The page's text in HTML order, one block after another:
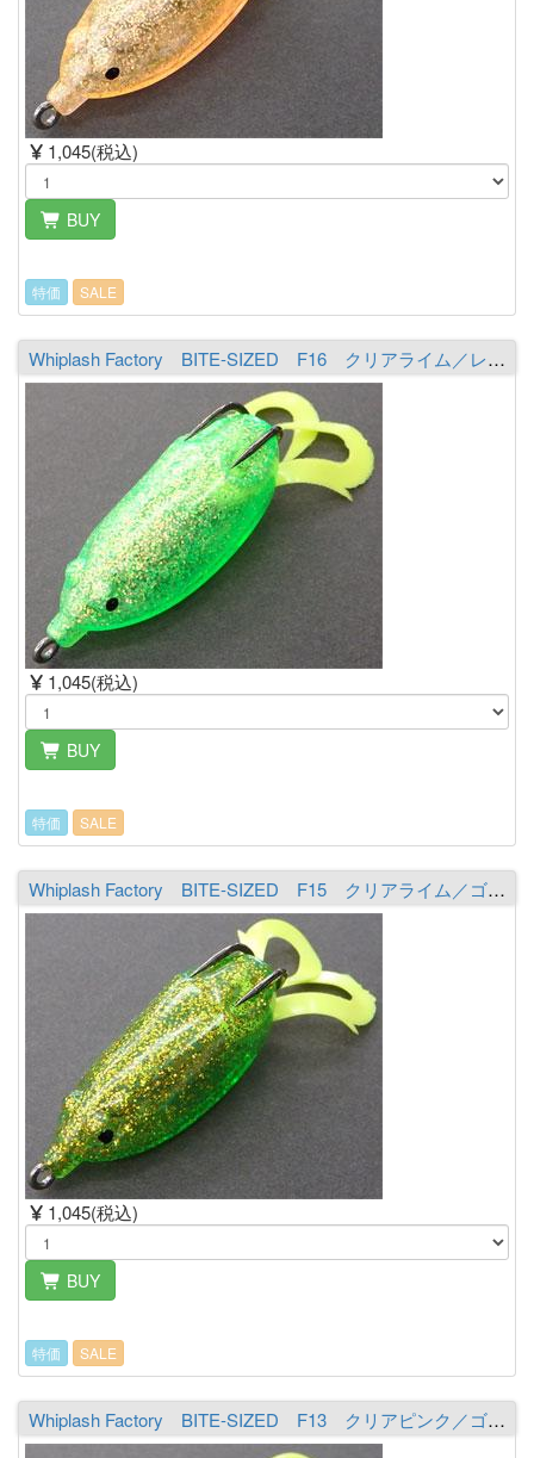
1,045(税込)
BUY
特価 SALE
Whiplash Factory BITE-SIZED F16 クリアライム／レインボー
1,045(税込)
BUY
特価 SALE
Whiplash Factory BITE-SIZED F15 クリアライム／ゴールド
1,045(税込)
BUY
特価 SALE
Whiplash Factory BITE-SIZED F13 クリアピンク／ゴールド